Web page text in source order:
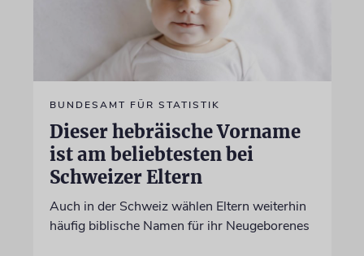
BUNDESAMT FÜR STATISTIK
Dieser hebräische Vorname
ist am beliebtesten bei
Schweizer Eltern
Auch in der Schweiz wählen Eltern weiterhin
häufig biblische Namen für ihr Neugeborenes